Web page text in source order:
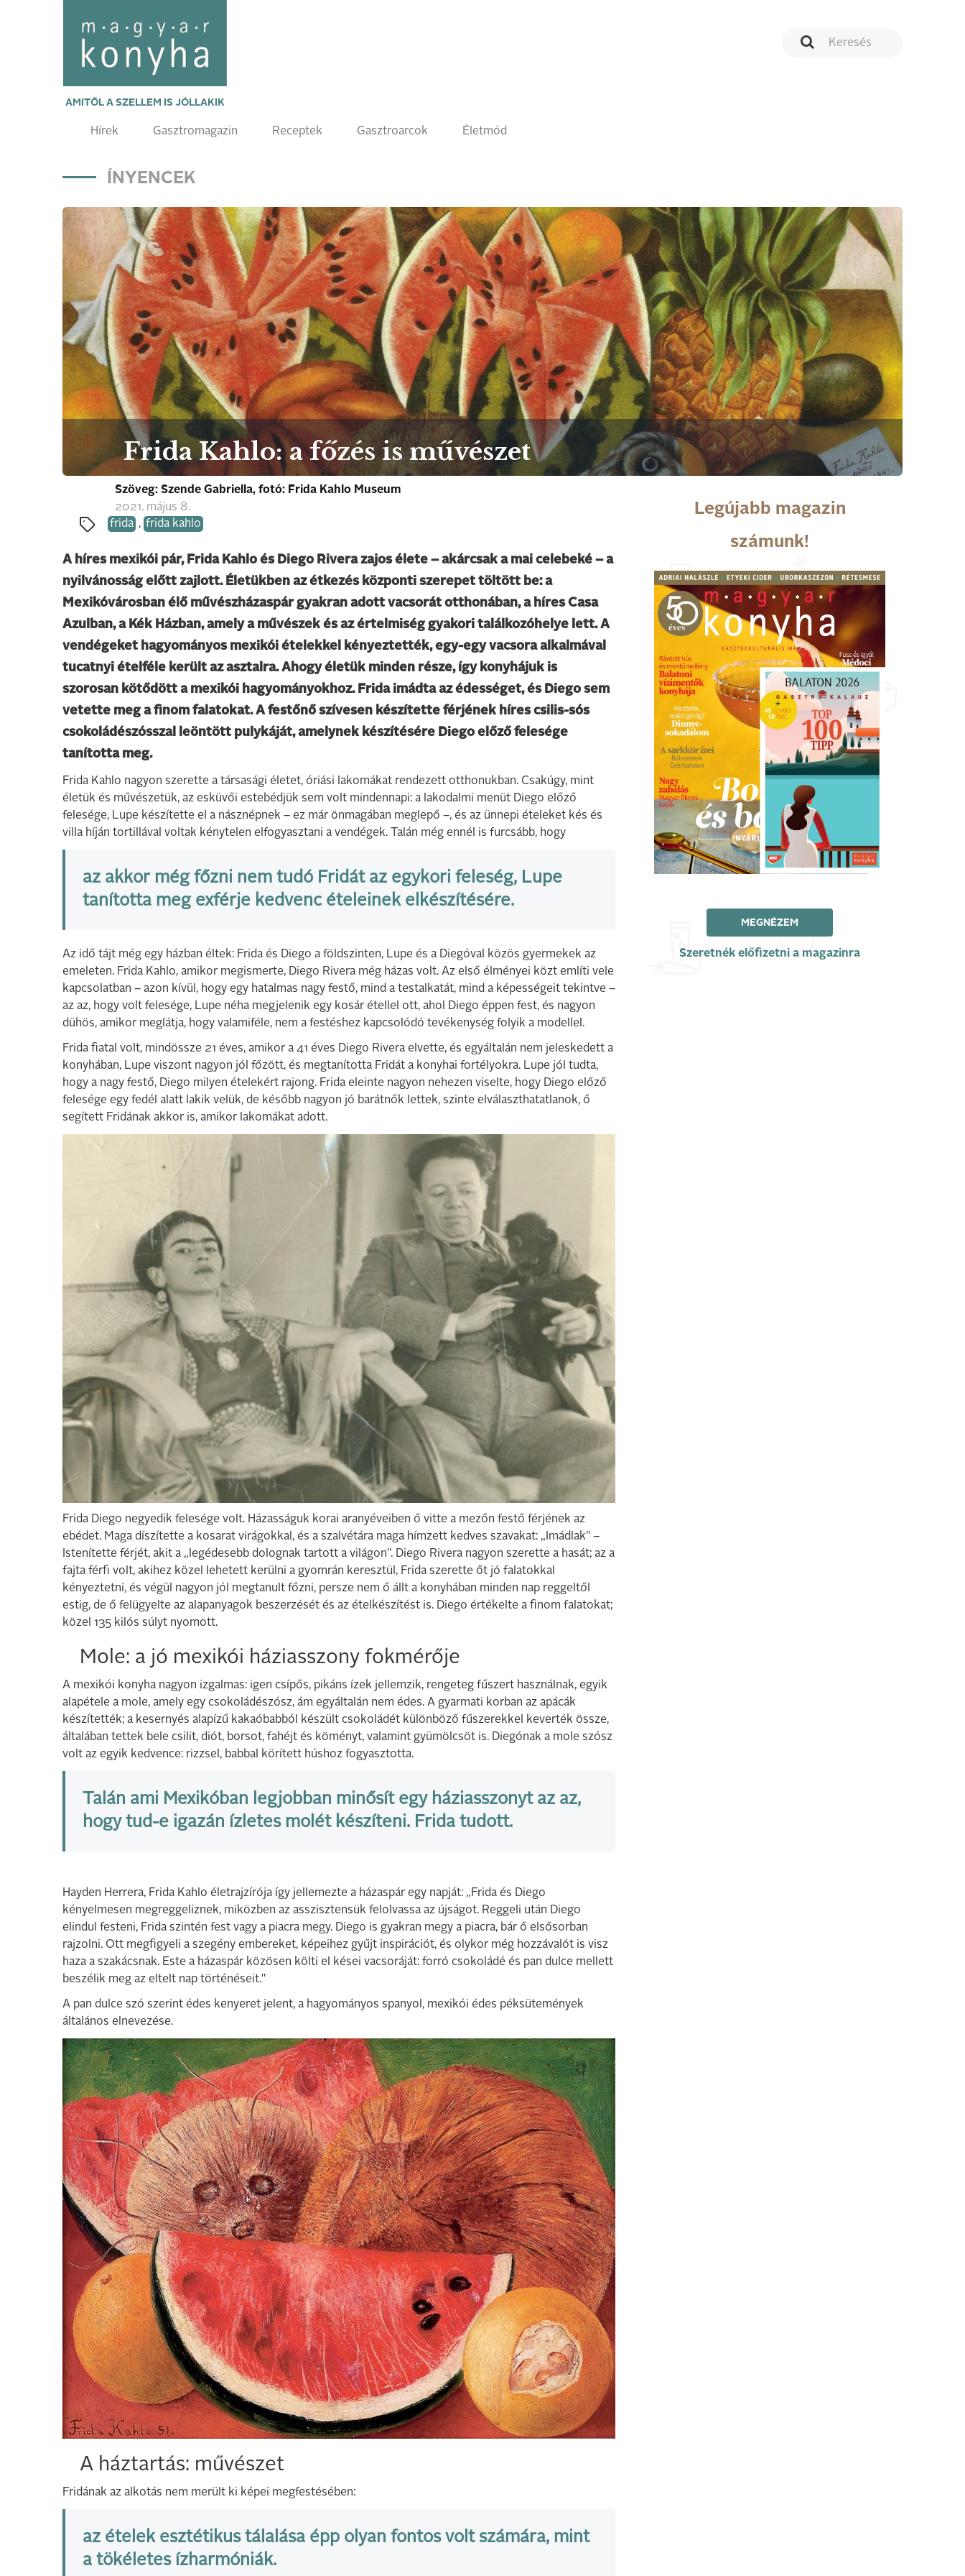
AMITŐL A SZELLEM IS JÓLLAKIK
Hírek Gasztromagazin Receptek Gasztroarcok Életmód
ÍNYENCEK
Frida Kahlo: a főzés is művészet
Szöveg: Szende Gabriella, fotó: Frida Kahlo Museum
2021. május 8.
frida , frida kahlo
A híres mexikói pár, Frida Kahlo és Diego Rivera zajos élete – akárcsak a mai celebeké – a
nyilvánosság előtt zajlott. Életükben az étkezés központi szerepet töltött be: a
Mexikóvárosban élő művészházaspár gyakran adott vacsorát otthonában, a híres Casa
Azulban, a Kék Házban, amely a művészek és az értelmiség gyakori találkozóhelye lett. A
vendégeket hagyományos mexikói ételekkel kényeztették, egy-egy vacsora alkalmával
tucatnyi ételféle került az asztalra. Ahogy életük minden része, így konyhájuk is
szorosan kötődött a mexikói hagyományokhoz. Frida imádta az édességet, és Diego sem
vetette meg a finom falatokat. A festőnő szívesen készítette férjének híres csilis-sós
csokoládészósszal leöntött pulykáját, amelynek készítésére Diego előző felesége
tanította meg.
Frida Kahlo nagyon szerette a társasági életet, óriási lakomákat rendezett otthonukban. Csakúgy, mint
életük és művészetük, az esküvői estebédjük sem volt mindennapi: a lakodalmi menüt Diego előző
felesége, Lupe készítette el a násznépnek – ez már önmagában meglepő –, és az ünnepi ételeket kés és
villa híján tortillával voltak kénytelen elfogyasztani a vendégek. Talán még ennél is furcsább, hogy
az akkor még főzni nem tudó Fridát az egykori feleség, Lupe
tanította meg exférje kedvenc ételeinek elkészítésére.
Az idő tájt még egy házban éltek: Frida és Diego a földszinten, Lupe és a Diegóval közös gyermekek az
emeleten. Frida Kahlo, amikor megismerte, Diego Rivera még házas volt. Az első élményei közt említi vele
kapcsolatban – azon kívül, hogy egy hatalmas nagy festő, mind a testalkatát, mind a képességeit tekintve –
az az, hogy volt felesége, Lupe néha megjelenik egy kosár étellel ott, ahol Diego éppen fest, és nagyon
dühös, amikor meglátja, hogy valamiféle, nem a festéshez kapcsolódó tevékenység folyik a modellel.
Frida fiatal volt, mindössze 21 éves, amikor a 41 éves Diego Rivera elvette, és egyáltalán nem jeleskedett a
konyhában, Lupe viszont nagyon jól főzött, és megtanította Fridát a konyhai fortélyokra. Lupe jól tudta,
hogy a nagy festő, Diego milyen ételekért rajong. Frida eleinte nagyon nehezen viselte, hogy Diego előző
felesége egy fedél alatt lakik velük, de később nagyon jó barátnők lettek, szinte elválaszthatatlanok, ő
segített Fridának akkor is, amikor lakomákat adott.
Frida Diego negyedik felesége volt. Házasságuk korai aranyéveiben ő vitte a mezőn festő férjének az
ebédet. Maga díszítette a kosarat virágokkal, és a szalvétára maga hímzett kedves szavakat: „Imádlak" –
Istenítette férjét, akit a „legédesebb dolognak tartott a világon". Diego Rivera nagyon szerette a hasát; az a
fajta férfi volt, akihez közel lehetett kerülni a gyomrán keresztül, Frida szerette őt jó falatokkal
kényeztetni, és végül nagyon jól megtanult főzni, persze nem ő állt a konyhában minden nap reggeltől
estig, de ő felügyelte az alapanyagok beszerzését és az ételkészítést is. Diego értékelte a finom falatokat;
közel 135 kilós súlyt nyomott.
Mole: a jó mexikói háziasszony fokmérője
A mexikói konyha nagyon izgalmas: igen csípős, pikáns ízek jellemzik, rengeteg fűszert használnak, egyik
alapétele a mole, amely egy csokoládészósz, ám egyáltalán nem édes. A gyarmati korban az apácák
készítették; a kesernyés alapízű kakaóbabból készült csokoládét különböző fűszerekkel keverték össze,
általában tettek bele csilit, diót, borsot, fahéjt és köményt, valamint gyümölcsöt is. Diegónak a mole szósz
volt az egyik kedvence: rizzsel, babbal körített húshoz fogyasztotta.
Talán ami Mexikóban legjobban minősít egy háziasszonyt az az,
hogy tud-e igazán ízletes molét készíteni. Frida tudott.
Hayden Herrera, Frida Kahlo életrajzírója így jellemezte a házaspár egy napját: „Frida és Diego
kényelmesen megreggeliznek, miközben az asszisztensük felolvassa az újságot. Reggeli után Diego
elindul festeni, Frida szintén fest vagy a piacra megy. Diego is gyakran megy a piacra, bár ő elsősorban
rajzolni. Ott megfigyeli a szegény embereket, képeihez gyűjt inspirációt, és olykor még hozzávalót is visz
haza a szakácsnak. Este a házaspár közösen költi el kései vacsoráját: forró csokoládé és pan dulce mellett
beszélik meg az eltelt nap történéseit."
A pan dulce szó szerint édes kenyeret jelent, a hagyományos spanyol, mexikói édes péksütemények
általános elnevezése.
A háztartás: művészet
Fridának az alkotás nem merült ki képei megfestésében:
az ételek esztétikus tálalása épp olyan fontos volt számára, mint
a tökéletes ízharmóniák.
Legújabb magazin
számunk!
MEGNÉZEM
Szeretnék előfizetni a magazinra